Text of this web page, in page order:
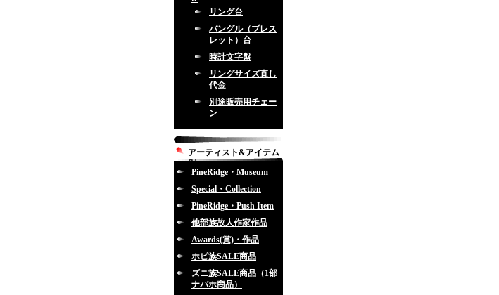
リング台
バングル（ブレス
レット）台
時計文字盤
リングサイズ直し
代金
別途販売用チェー
ン
アーティスト&アイテム
別
PineRidge・Museum
Special・Collection
PineRidge・Push Item
他部族故人作家作品
Awards(賞)・作品
ホピ族SALE商品
ズニ族SALE商品（1部
ナバホ商品）